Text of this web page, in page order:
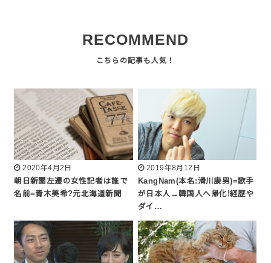
RECOMMEND
2020年4月2日
朝日新聞左遷の女性記者は誰で
名前=青木美希?元北海道新聞
2019年8月12日
KangNam(本名:滑川康男)=歌手
が日本人→韓国人へ帰化!経歴や
ダイ…